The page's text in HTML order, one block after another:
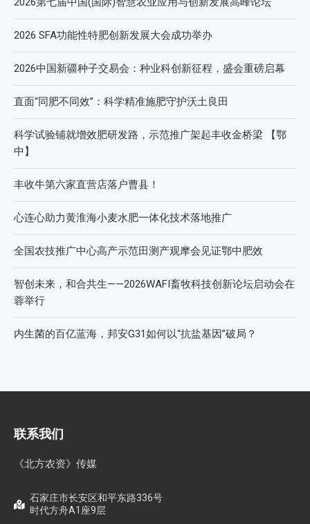
2026 SFA功能性特肥创新发展大会成功举办
2026中国新疆种子交易会：种业科创新征程，盛会重磅启幕
直面“同肥不同效”：科学精准施肥守护沃土良田
科学试验铺就增效肥研发路，示范推广架起丰收金桥梁 【鄂
中】
丰收牛第六家直营店落户曹县！
心连心助力黄淮海小麦水肥一体化技术落地推广
全国农技推广中心高产示范田测产观摩会见证鄂中肥效
智创未来，和合共生——2026WAFI畜牧科技创新论坛启动会在
蓉举行
内生菌的百亿蓝海，邦安G31如何以“抗盐基因”破局？
联系我们
《北方农资》传媒
石家庄市长安区和平东路336号
时代方舟A1座9层